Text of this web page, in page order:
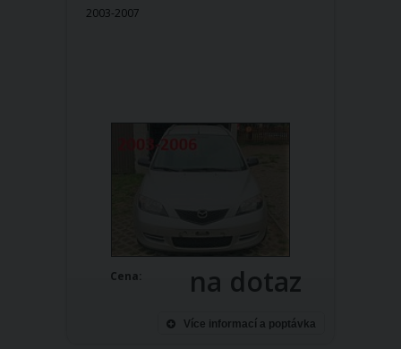
2003-2007
Cena: na dotaz
Více informací a poptávka